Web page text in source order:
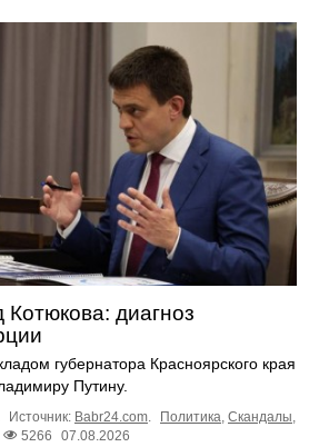
Котюкова: диагноз
губернатора Красноярского края
Путину.
Источник: Babr24.com Политика Скандалы
5266 07.08.2026